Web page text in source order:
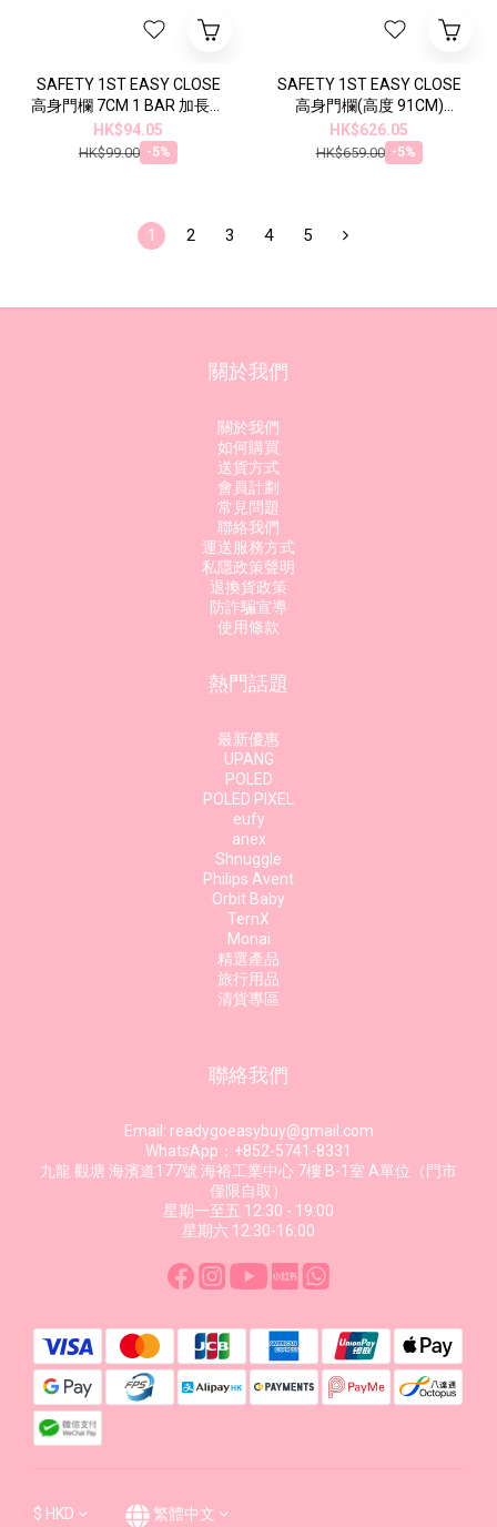
SAFETY 1ST EASY CLOSE
高身門欄 7CM 1 BAR 加長欄
(24254310）
HK$94.05
HK$99.00 -5%
SAFETY 1ST EASY CLOSE
高身門欄(高度 91CM)
(2424431000）
HK$626.05
HK$659.00 -5%
1 2 3 4 5
關於我們
關於我們
如何購買
送貨方式
會員計劃
常見問題
聯絡我們
運送服務方式
私隱政策聲明
退換貨政策
防詐騙宣導
使用條款
熱門話題
最新優惠
UPANG
POLED
POLED PIXEL
eufy
anex
Shnuggle
Philips Avent
Orbit Baby
TernX
Monai
精選產品
旅行用品
清貨專區
聯絡我們
Email: readygoeasybuy@gmail.com
WhatsApp：+852-5741-8331
九龍 觀塘 海濱道177號 海裕工業中心 7樓 B-1室 A單位（門市
僅限自取）
星期一至五 12:30 - 19:00
星期六 12:30-16:00
$ HKD 繁體中文